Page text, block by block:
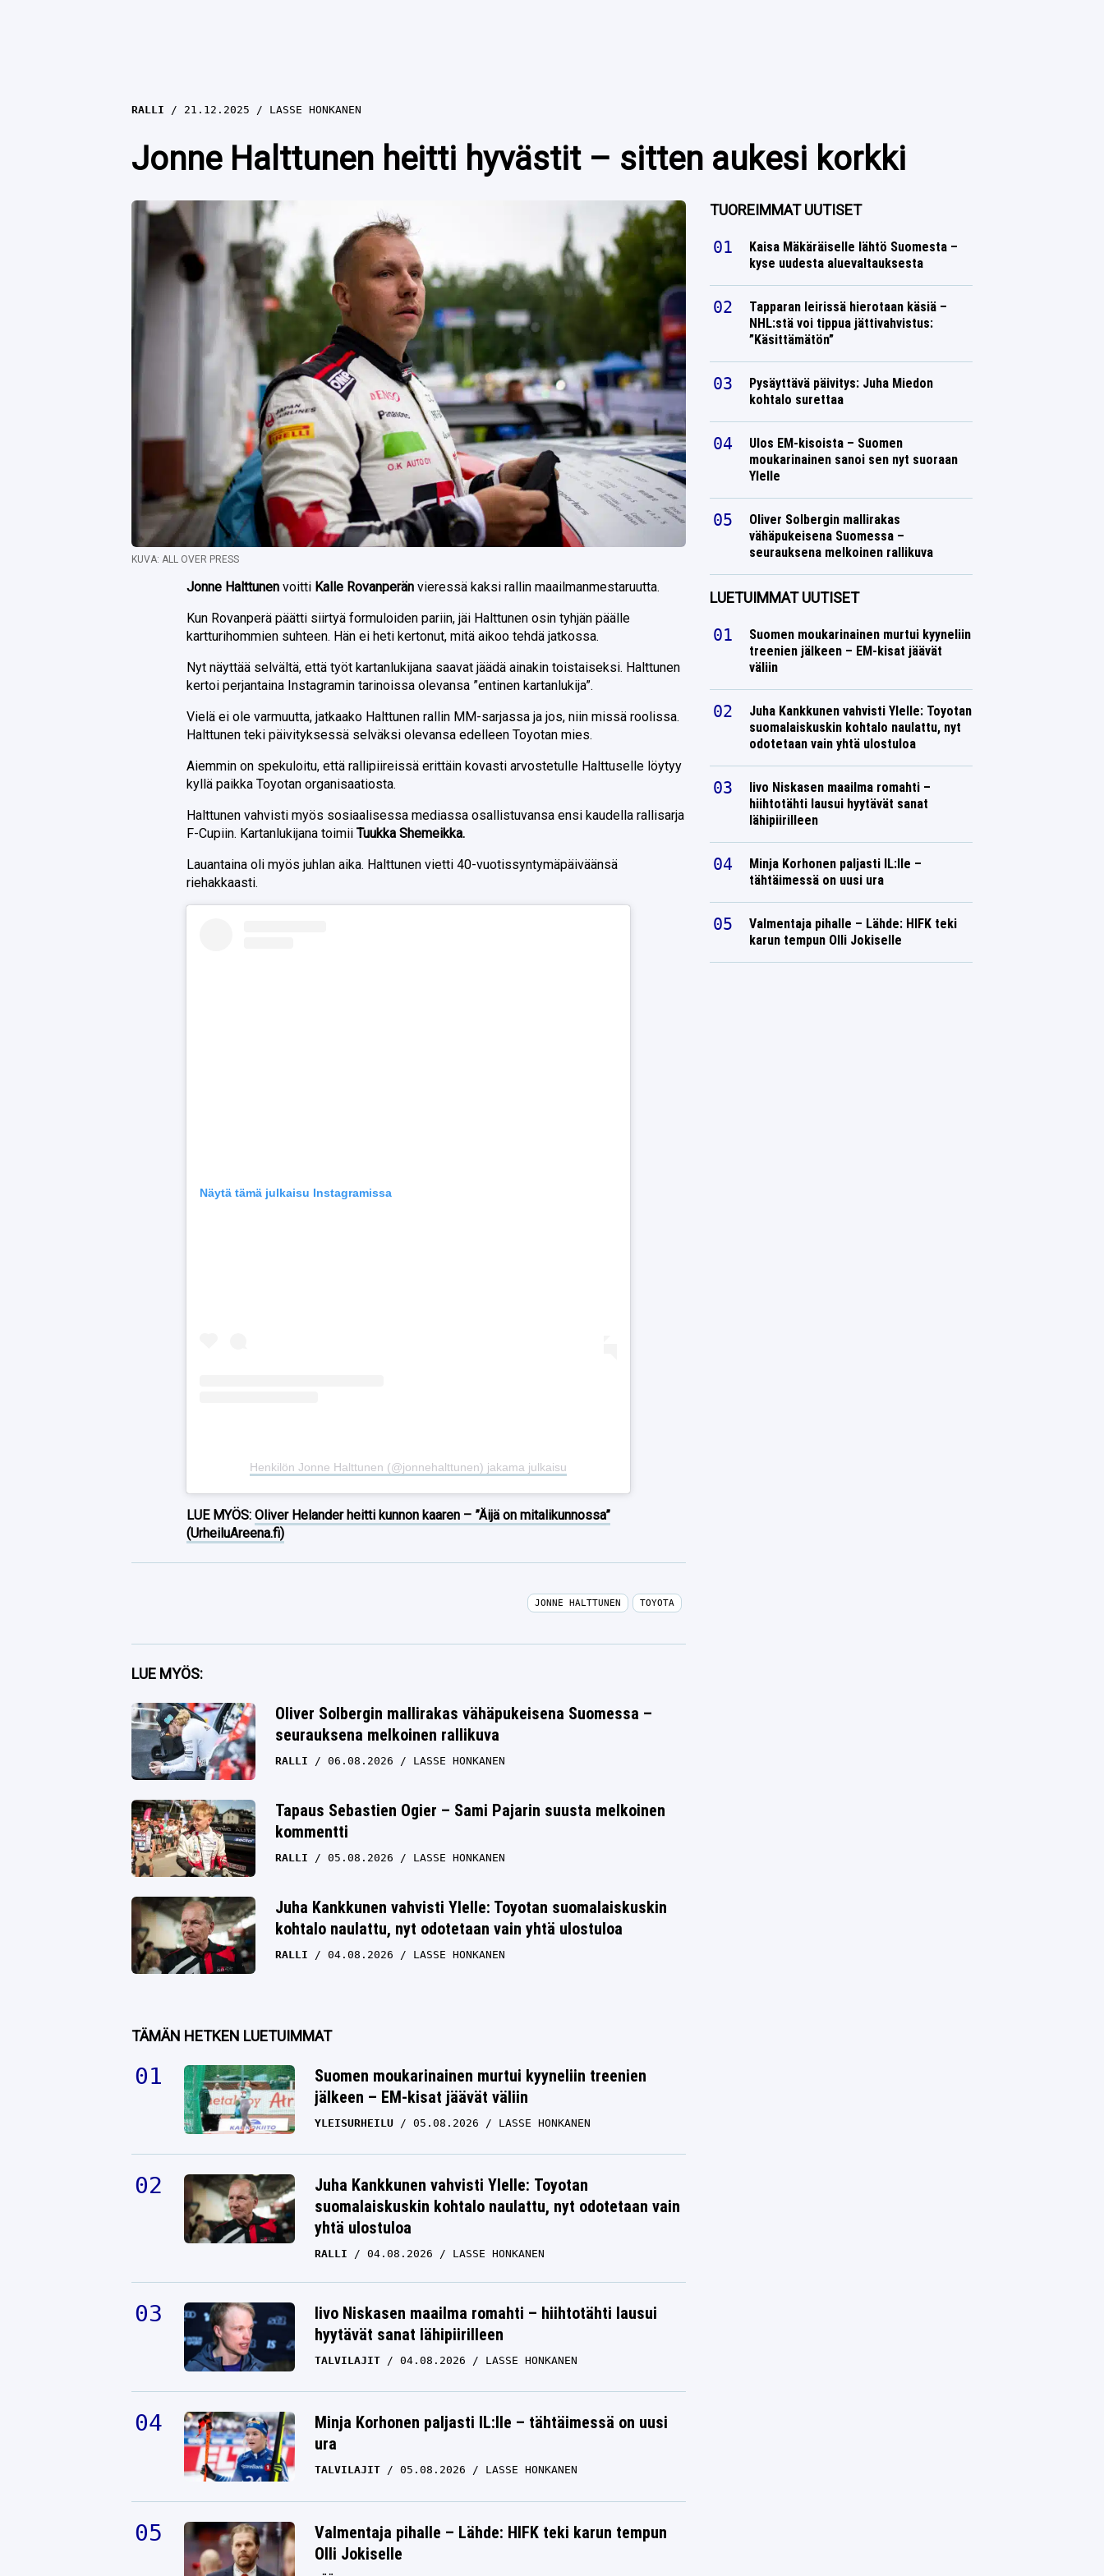
RALLI 21.12.2025 LASSE HONKANEN
Jonne Halttunen heitti hyvästit – sitten aukesi korkki
KUVA: ALL OVER PRESS
Jonne Halttunen voitti Kalle Rovanperänvieressä kaksi rallin maailmanmestaruutta.
Kun Rovanperä päätti siirtyä formuloiden pariin, jäi Halttunen osin tyhjän päälle
kartturihommien suhteen. Hän ei heti kertonut, mitä aikoo tehdä jatkossa.
Nyt näyttää selvältä, että työt kartanlukijana saavat jäädä ainakin toistaiseksi. Halttunen
kertoi perjantaina Instagramin tarinoissa olevansa ”entinen kartanlukija”.
Vielä ei ole varmuutta, jatkaako Halttunen rallin MM-sarjassa ja jos, niin missä roolissa.
Halttunen teki päivityksessä selväksi olevansa edelleen Toyotan mies.
Aiemmin on spekuloitu, että rallipiireissä erittäin kovasti arvostetulle Halttuselle löytyy
kyllä paikka Toyotan organisaatiosta.
Halttunen vahvisti myös sosiaalisessa mediassa osallistuvansa ensi kaudella rallisarja
F-Cupiin. Kartanlukijana toimiiTuukka Shemeikka.
Lauantaina oli myös juhlan aika. Halttunen vietti 40-vuotissyntymäpäiväänsä
riehakkaasti.
Näytä tämä julkaisu Instagramissa
Henkilön Jonne Halttunen (@jonnehalttunen) jakama julkaisu
LUE MYÖS:Oliver Helander heitti kunnon kaaren – ”Äijä on mitalikunnossa”
(UrheiluAreena.fi)
Facebook
Twitter
Whatsapp
JONNE HALTTUNEN TOYOTA
LUE MYÖS:
Oliver Solbergin mallirakas vähäpukeisena Suomessa –
seurauksena melkoinen rallikuva
RALLI 06.08.2026 LASSE HONKANEN
Tapaus Sebastien Ogier – Sami Pajarin suusta melkoinen
kommentti
RALLI 05.08.2026 LASSE HONKANEN
Juha Kankkunen vahvisti Ylelle: Toyotan suomalaiskuskin
kohtalo naulattu, nyt odotetaan vain yhtä ulostuloa
RALLI 04.08.2026 LASSE HONKANEN
TÄMÄN HETKEN LUETUIMMAT
Suomen moukarinainen murtui kyyneliin treenien
jälkeen – EM-kisat jäävät väliin
YLEISURHEILU 05.08.2026 LASSE HONKANEN
Juha Kankkunen vahvisti Ylelle: Toyotan
suomalaiskuskin kohtalo naulattu, nyt odotetaan vain
yhtä ulostuloa
RALLI 04.08.2026 LASSE HONKANEN
Iivo Niskasen maailma romahti – hiihtotähti lausui
hyytävät sanat lähipiirilleen
TALVILAJIT 04.08.2026 LASSE HONKANEN
Minja Korhonen paljasti IL:lle – tähtäimessä on uusi
ura
TALVILAJIT 05.08.2026 LASSE HONKANEN
Valmentaja pihalle – Lähde: HIFK teki karun tempun
Olli Jokiselle
TUOREIMMAT UUTISET
Kaisa Mäkäräiselle lähtö Suomesta –
kyse uudesta aluevaltauksesta
Tapparan leirissä hierotaan käsiä –
NHL:stä voi tippua jättivahvistus:
”Käsittämätön”
Pysäyttävä päivitys: Juha Miedon
kohtalo surettaa
Ulos EM-kisoista – Suomen
moukarinainen sanoi sen nyt suoraan
Ylelle
Oliver Solbergin mallirakas
vähäpukeisena Suomessa –
seurauksena melkoinen rallikuva
LUETUIMMAT UUTISET
Suomen moukarinainen murtui kyyneliin
treenien jälkeen – EM-kisat jäävät
väliin
Juha Kankkunen vahvisti Ylelle: Toyotan
suomalaiskuskin kohtalo naulattu, nyt
odotetaan vain yhtä ulostuloa
Iivo Niskasen maailma romahti –
hiihtotähti lausui hyytävät sanat
lähipiirilleen
Minja Korhonen paljasti IL:lle –
tähtäimessä on uusi ura
Valmentaja pihalle – Lähde: HIFK teki
karun tempun Olli Jokiselle